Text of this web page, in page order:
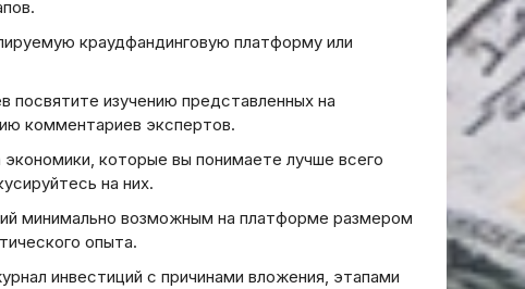
краудфандинговую платформу или
посвятите изучению представленных на
комментариев экспертов.
которые вы понимаете лучше всего
на них.
минимально возможным на платформе размером
опыта.
инвестиций с причинами вложения, этапами